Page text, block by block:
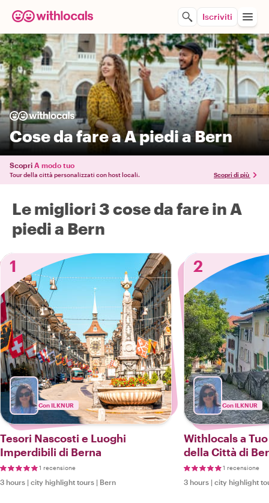
Iscriviti
Cose da fare a A piedi a Bern
Scopri A modo tuo
Tour della città personalizzati con host locali. Scopri di più
Le migliori 3 cose da fare in A
piedi a Bern
1
Con ILKNUR
Tesori Nascosti e Luoghi
Imperdibili di Berna
1 recensione
3 hours | city highlight tours | Bern
2
Con ILKNUR
Withlocals a
della Città di
1 recensione
3 hours | city highlight